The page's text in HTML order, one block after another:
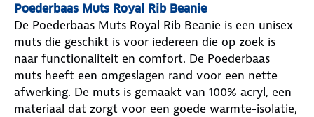
Poederbaas Muts Royal Rib Beanie
De Poederbaas Muts Royal Rib Beanie is een unisex
muts die geschikt is voor iedereen die op zoek is
naar functionaliteit en comfort. De Poederbaas
muts heeft een omgeslagen rand voor een nette
afwerking. De muts is gemaakt van 100% acryl, een
materiaal dat zorgt voor een goede warmte-isolatie,